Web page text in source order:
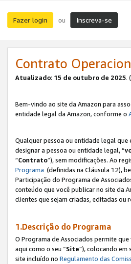
Fazer login ou Inscreva-se
Contrato
Atualizado: 15 de outubro de 2025.
Bem-vindo ao site da Amazon para
entidade legal da Amazon, conforme o
Qualquer pessoa ou entidade legal
designar a pessoa ou entidade legal, “
“Contrato”), sem modificações. Ao
Programa (definidas na Cláusula 12),
Participação do Programa de
conteúdo que você publicar no site da
clientes que sejam criadas, editadas ou
1.Descrição do Programa
O Programa de Associados permite
aqui como o seu “Site”), colocando em
site incluído no Regulamento das